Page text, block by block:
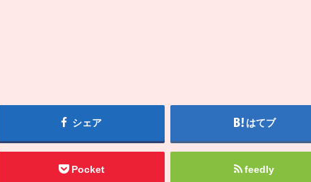
シェア はてブ
Pocket feedly